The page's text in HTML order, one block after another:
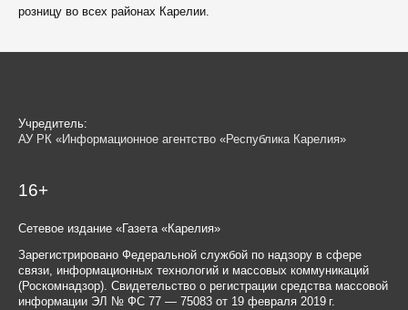
розницу во всех районах Карелии.
Учредитель:
АУ РК «Информационное агентство «Республика Карелия»
16+
Сетевое издание «Газета «Карелия»
Зарегистрировано Федеральной службой по надзору в сфере
связи, информационных технологий и массовых коммуникаций
(Роскомнадзор). Свидетельство о регистрации средства массовой
информации ЭЛ № ФС 77 — 75083 от 19 февраля 2019 г.